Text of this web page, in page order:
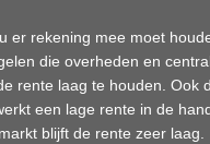
er rekening mee moet
die overheden en
rente laag te houden. Ook
een lage rente in de
blijft de rente zeer laag.